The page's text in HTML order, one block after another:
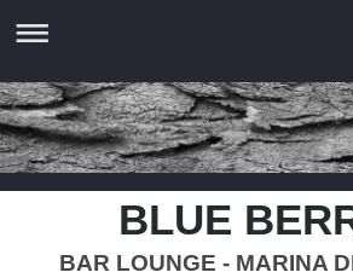
BLUE
BAR LOUNGE - MARINA